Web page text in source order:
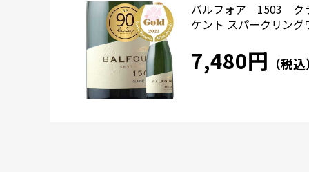
バルフォア 1503 クラ
ケント スパークリン
7,480円 （税